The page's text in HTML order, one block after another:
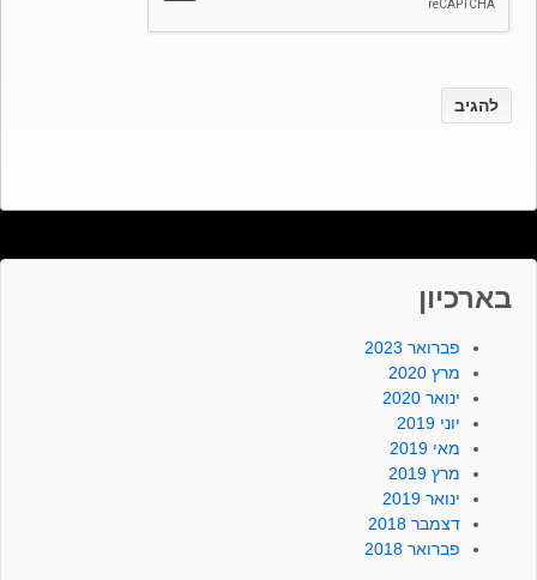
בארכיון
פברואר 2023
מרץ 2020
ינואר 2020
יוני 2019
מאי 2019
מרץ 2019
ינואר 2019
דצמבר 2018
פברואר 2018